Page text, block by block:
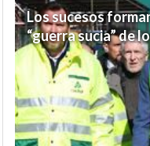
Los sucesos
“guerra sucia” de